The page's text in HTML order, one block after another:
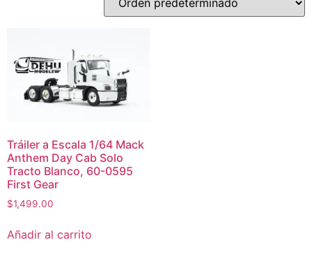
Tráiler a Escala 1/64 Mack
Anthem Day Cab Solo
Tracto Blanco, 60-0595
First Gear
$1,499.00
Añadir al carrito